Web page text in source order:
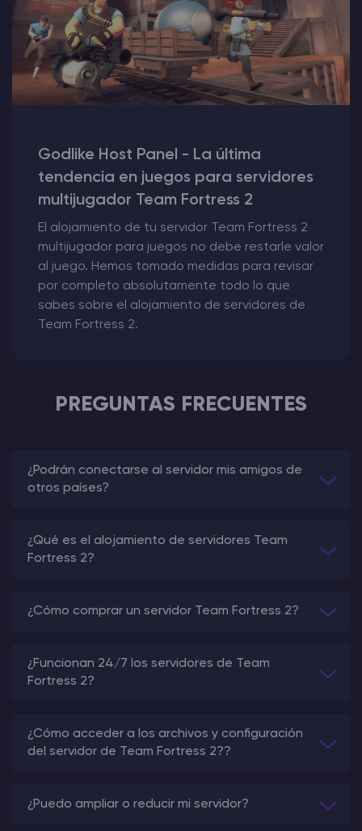
Godlike Host Panel - La última
tendencia en juegos para servidores
multijugador Team Fortress 2
El alojamiento de tu servidor Team Fortress 2
multijugador para juegos no debe restarle valor
al juego. Hemos tomado medidas para revisar
por completo absolutamente todo lo que
sabes sobre el alojamiento de servidores de
Team Fortress 2.
PREGUNTAS FRECUENTES
¿Podrán conectarse al servidor mis amigos de
otros países?
¿Qué es el alojamiento de servidores Team
Fortress 2?
¿Cómo comprar un servidor Team Fortress 2?
¿Funcionan 24/7 los servidores de Team
Fortress 2?
¿Cómo acceder a los archivos y configuración
del servidor de Team Fortress 2??
¿Puedo ampliar o reducir mi servidor?